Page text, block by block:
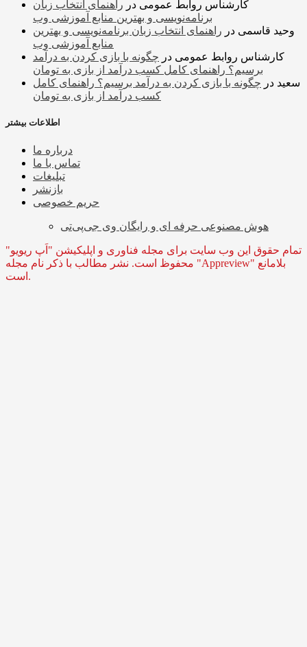
کارشناس روابط عمومی در راهنمای انتخاب زبان
برنامه‌نویسی و بهترین منابع آموزشی وب
وحید قاسمی در راهنمای انتخاب زبان برنامه‌نویسی و بهترین
منابع آموزشی وب
کارشناس روابط عمومی در چگونه با بازی کردن به درآمد
برسیم؟ راهنمای کامل کسب درآمد از بازی به تومان
سعید در چگونه با بازی کردن به درآمد برسیم؟ راهنمای کامل
کسب درآمد از بازی به تومان
اطلاعات بیشتر
درباره ما
تماس با ما
تبلیغات
بازنشر
حریم خصوصی
هوش مصنوعی حرفه ای و رایگان وی جی‌پی‌تی
تمام حقوق این وب سایت برای مجله فناوری و اپلیکیشن "اَپ ریویو"
محفوظ است. نشر مطالب با ذکر نام مجله "Appreview" بلامانع
است.